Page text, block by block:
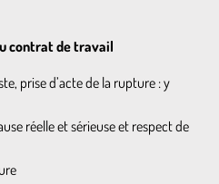
contrat de travail
prise d’acte de la rupture : y
réelle et sérieuse et respect de